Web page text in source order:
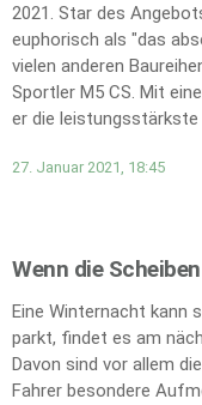
2021. Star des
euphorisch als "das
vielen anderen
Sportler M5 CS. Mit
er die
27. Januar 2021, 18:45
Wenn die
Eine Winternacht kann
parkt, findet es am
Davon sind vor allem
Fahrer besondere